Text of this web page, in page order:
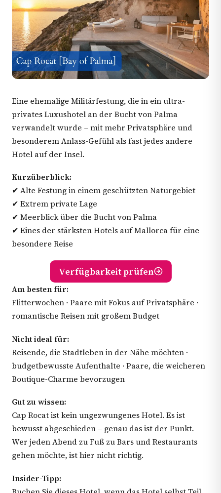
Eine ehemalige Militärfestung, die in ein ultra-
privates Luxushotel an der Bucht von Palma
verwandelt wurde – mit mehr Privatsphäre und
besonderem Anlass-Gefühl als fast jedes andere
Hotel auf der Insel.
Kurzüberblick:
✔ Alte Festung in einem geschützten Naturgebiet
✔ Extrem private Lage
✔ Meerblick über die Bucht von Palma
✔ Eines der stärksten Hotels auf Mallorca für eine
besondere Reise
Verfügbarkeit prüfen
Am besten für:
Flitterwochen · Paare mit Fokus auf Privatsphäre ·
romantische Reisen mit großem Budget
Nicht ideal für:
Reisende, die Stadtleben in der Nähe möchten ·
budgetbewusste Aufenthalte · Paare, die weicheren
Boutique-Charme bevorzugen
Gut zu wissen:
Cap Rocat ist kein ungezwungenes Hotel. Es ist
bewusst abgeschieden – genau das ist der Punkt.
Wer jeden Abend zu Fuß zu Bars und Restaurants
gehen möchte, ist hier nicht richtig.
Insider-Tipp: